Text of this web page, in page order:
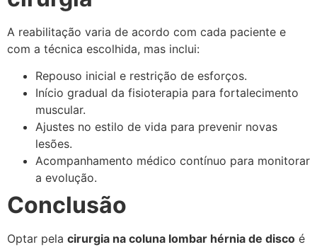
A reabilitação varia de acordo com cada paciente e
com a técnica escolhida, mas inclui:
Repouso inicial e restrição de esforços.
Início gradual da fisioterapia para fortalecimento
muscular.
Ajustes no estilo de vida para prevenir novas
lesões.
Acompanhamento médico contínuo para monitorar
a evolução.
Conclusão
Optar pela cirurgia na coluna lombar hérnia de disco é